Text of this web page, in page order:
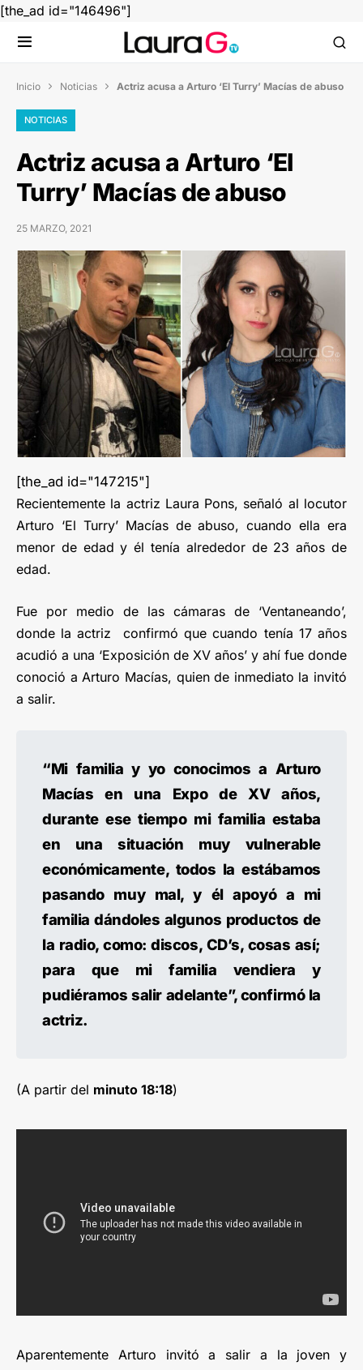
[the_ad id="146496"]
Inicio  Noticias  Actriz acusa a Arturo ‘El Turry’ Macías de abuso
NOTICIAS
Actriz acusa a Arturo ‘El
Turry’ Macías de abuso
25 MARZO, 2021
[the_ad id="147215"]
Recientemente la actriz Laura Pons, señaló al locutor
Arturo ‘El Turry’ Macías de abuso, cuando ella era
menor de edad y él tenía alrededor de 23 años de
edad.
Fue por medio de las cámaras de ‘Ventaneando’,
donde la actriz
confirmó que cuando tenía 17 años
acudió a una ‘Exposición de XV años’ y ahí fue donde
conoció a Arturo Macías, quien de inmediato la invitó
a salir.
“Mi familia y yo conocimos a Arturo
Macías en una Expo de XV años,
durante ese tiempo mi familia estaba
en una situación muy vulnerable
económicamente, todos la estábamos
pasando muy mal, y él apoyó a mi
familia dándoles algunos productos de
la radio, como: discos, CD’s, cosas así;
para que mi familia vendiera y
pudiéramos salir adelante”, confirmó la
actriz.
(A partir del minuto 18:18)
Aparentemente Arturo invitó a salir a la joven y